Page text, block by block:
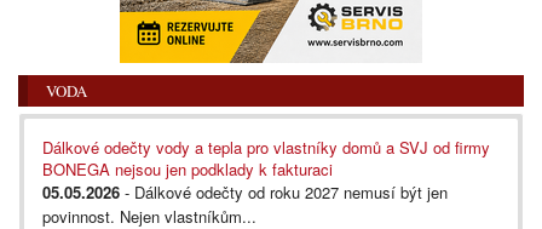
VODA
Dálkové odečty vody a tepla pro vlastníky domů a SVJ od firmy
BONEGA nejsou jen podklady k fakturaci
05.05.2026 - Dálkové odečty od roku 2027 nemusí být jen
povinnost. Nejen vlastníkům...